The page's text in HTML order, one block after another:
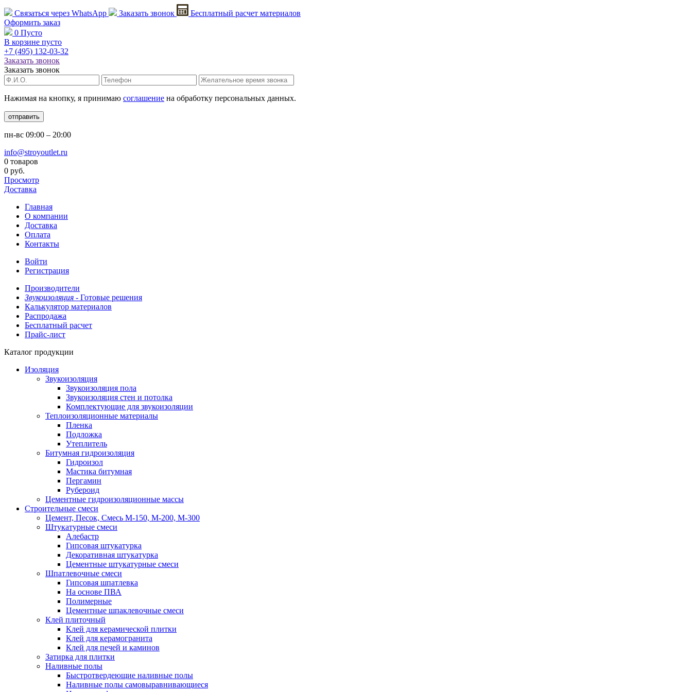
Связаться через WhatsApp Заказать звонок Бесплатный расчет материалов
Оформить заказ
0 Пусто
В корзине пусто
+7 (495) 132-03-32
Заказать звонок
Заказать звонок
Нажимая на кнопку, я принимаю соглашение на обработку персональных данных.
отправить
пн-вс 09:00 – 20:00
info@stroyoutlet.ru
0 товаров
0 руб.
Просмотр
Доставка
Главная
О компании
Доставка
Оплата
Контакты
Войти
Регистрация
Производители
Звукоизоляция - Готовые решения
Калькулятор материалов
Распродажа
Бесплатный расчет
Прайс-лист
Каталог продукции
Изоляция
Звукоизоляция
Звукоизоляция пола
Звукоизоляция стен и потолка
Комплектующие для звукоизоляции
Теплоизоляционные материалы
Пленка
Подложка
Утеплитель
Битумная гидроизоляция
Гидроизол
Мастика битумная
Пергамин
Рубероид
Цементные гидроизоляционные массы
Строительные смеси
Цемент, Песок, Смесь М-150, М-200, М-300
Штукатурные смеси
Алебастр
Гипсовая штукатурка
Декоративная штукатурка
Цементные штукатурные смеси
Шпатлевочные смеси
Гипсовая шпатлевка
На основе ПВА
Полимерные
Цементные шпаклевочные смеси
Клей плиточный
Клей для керамической плитки
Клей для керамогранита
Клей для печей и каминов
Затирка для плитки
Наливные полы
Быстротвердеющие наливные полы
Наливные полы самовыравнивающиеся